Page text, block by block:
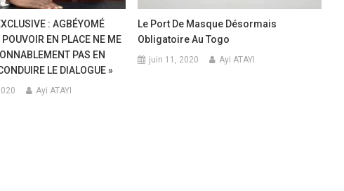
: AGBÉYOMÉ
EN PLACE NE ME
PAS EN
LE DIALOGUE »
Ayi ATAYI
Le Port De Masque Désormais
Obligatoire Au Togo
juin 11, 2020 Ayi ATAYI